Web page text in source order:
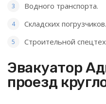
Водного транспорта.
Складских погрузчиков.
Строительной
Эвакуатор
проезд